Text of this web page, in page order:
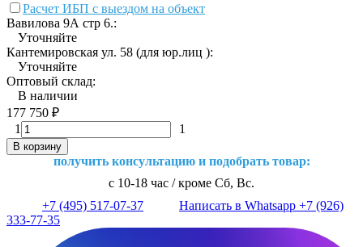
Расчет ИБП с выездом на объект
Вавилова 9А стр 6.:
Уточняйте
Кантемировская ул. 58 (для юр.лиц ):
Уточняйте
Оптовый склад:
В наличии
177 750 ₽
1
1
В корзину
получить консультацию и подобрать товар:
с 10-18 час / кроме Сб, Вс.
+7 (495) 517-07-37
Написать в Whatsapp +7 (926)
333-77-35